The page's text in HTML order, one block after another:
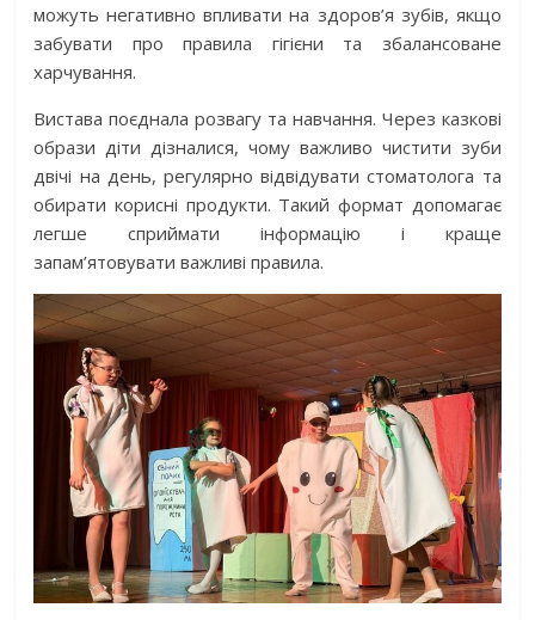
можуть негативно впливати на здоров’я зубів, якщо
забувати про правила гігієни та збалансоване
харчування.
Вистава поєднала розвагу та навчання. Через казкові
образи діти дізналися, чому важливо чистити зуби
двічі на день, регулярно відвідувати стоматолога та
обирати корисні продукти. Такий формат допомагає
легше сприймати інформацію і краще
запам’ятовувати важливі правила.